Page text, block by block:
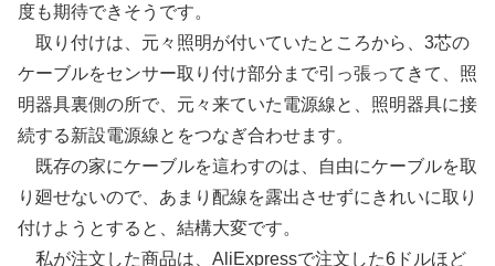
度も期待できそうです。
取り付けは、元々照明が付いていたところから、3芯の
ケーブルをセンサー取り付け部分まで引っ張ってきて、照
明器具裏側の所で、元々来ていた電源線と、照明器具に接
続する新設電源線とをつなぎ合わせます。
既存の家にケーブルを這わすのは、自由にケーブルを取
り廻せないので、あまり配線を露出させずにきれいに取り
付けようとすると、結構大変です。
私が注文した商品は、AliExpressで注文した6ドルほど